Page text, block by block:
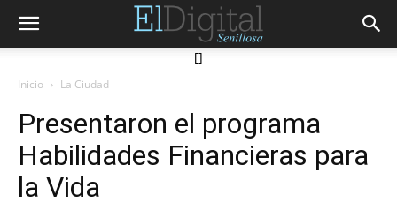
[]
Inicio La Ciudad
Presentaron el programa
Habilidades Financieras para
la Vida